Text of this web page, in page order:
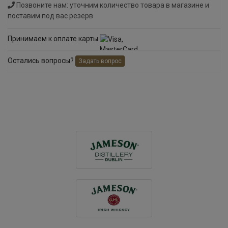
Позвоните нам: уточним количество товара в магазине и
поставим под вас резерв
Принимаем к оплате карты
Остались вопросы? Задать вопрос